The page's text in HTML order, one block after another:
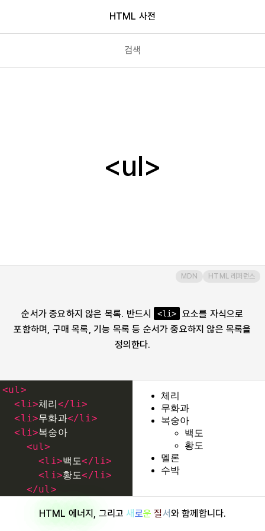
HTML 사전
track
u
ul
video
wbr
순서가 중요하지 않은 목록. 반드시 <li>
요소를 자식으로
포함하며, 구매 목록, 기능 목록 등 순서가 중요하지 않은 목록을
정의한다.
MDN HTML 레퍼런스
<ul>
<li>체리 </li>
<li>무화과</li>
<li>복숭아
<ul>
<li>백도</li>
<li>황도</li>
</ul>
멜론</li>
HTML 에너지 , 그리고 새로운 질 서와 함께합니다.